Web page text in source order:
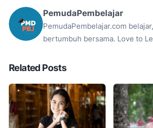
PemudaPembelajar
PemudaPembelajar.com
bertumbuh bersama. Love to
Related Posts